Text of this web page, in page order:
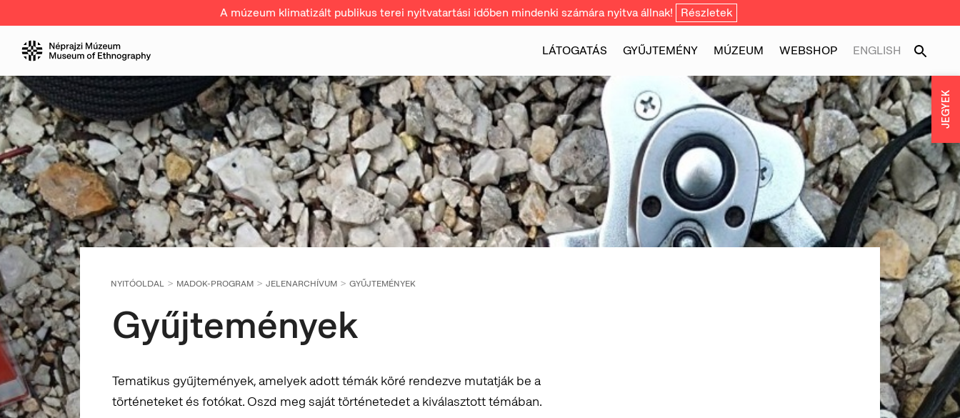
A múzeum klimatizált publikus terei nyitvatartási időben mindenki számára nyitva állnak! Részletek
LÁTOGATÁS GYŰJTEMÉNY MÚZEUM WEBSHOP ENGLISH
NYITÓOLDAL MADOK-PROGRAM JELENARCHÍVUM GYŰJTEMÉNYEK
Gyűjtemények
Tematikus gyűjtemények, amelyek adott témák köré rendezve mutatják be a
történeteket és fotókat. Oszd meg saját történetedet a kiválasztott témában.
JEGYEK